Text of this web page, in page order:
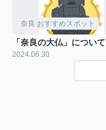
奈良 おすすめスポット
「奈良の大仏」について
2024.06.30